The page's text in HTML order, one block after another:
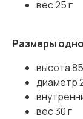
вес 25 г
Размеры
высота
диаметр
вес 30 г